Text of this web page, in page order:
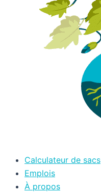
Calculateur de sacs
Emplois
À propos